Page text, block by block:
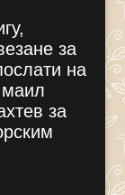
за
на
маил
за